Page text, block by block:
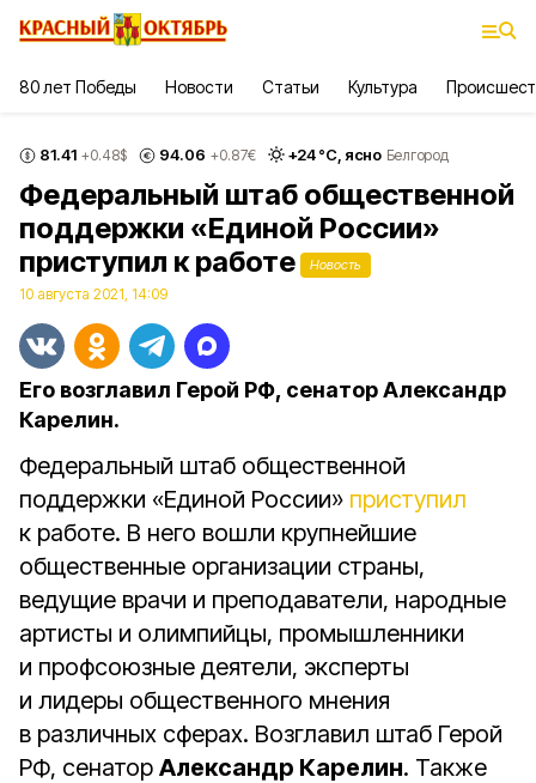
80 лет Победы Новости Статьи Культура
81.41 +0.48$ 94.06 +0.87€ +24°С, ясно Белгород
Федеральный штаб общественной
поддержки «Единой России»
приступил к работе
Новость
10 августа 2021, 14:09
Его возглавил Герой РФ, сенатор Александр
Карелин.
Федеральный штаб общественной
поддержки «Единой России» приступил
к работе. В него вошли крупнейшие
общественные организации страны,
ведущие врачи и преподаватели, народные
артисты и олимпийцы, промышленники
и профсоюзные деятели, эксперты
и лидеры общественного мнения
в различных сферах. Возглавил штаб Герой
РФ, сенатор Александр Карелин. Также